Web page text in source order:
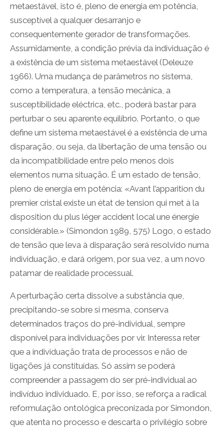
metaestável, isto é, pleno de energia em potência,
susceptível a qualquer desarranjo e
consequentemente gerador de transformações.
Assumidamente, a condição prévia da individuação é
a existência de um sistema metaestável (Deleuze
1966). Uma mudança de parâmetros no sistema,
como a temperatura, a tensão mecânica, a
susceptibilidade eléctrica, etc., poderá bastar para
perturbar o seu aparente equilíbrio. Portanto, o que
define um sistema metaestável é a existência de uma
disparação, ou seja, da libertação de uma tensão ou
da incompatibilidade entre pelo menos dois
elementos numa situação. É um estado de tensão,
pleno de energia em potência: «Avant l’apparition du
premier cristal existe un état de tension qui met à la
disposition du plus léger accident local une énergie
considérable.» (Simondon 1989, 575) Logo, o estado
de tensão que leva à disparação será resolvido numa
individuação, e dará origem, por sua vez, a um novo
patamar de realidade processual.
A perturbação certa dissolve a substância que,
precipitando-se sobre si mesma, conserva
determinados traços do pré-individual, sempre
disponível para individuações por vir. Interessa reter
que a individuação trata de processos e não de
ligações já constituídas. Só assim se poderá
compreender a passagem do ser pré-individual ao
indivíduo individuado. E, por isso, se reforça a radical
reformulação ontológica preconizada por Simondon,
que atenta no processo e descarta o privilégio sobre